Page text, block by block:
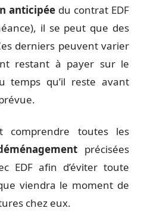
anticipée du contrat EDF
il se peut que des
derniers peuvent varier
restant à payer sur le
temps qu’il reste avant
toutes les
précisées
EDF afin d’éviter toute
viendra le moment de
chez eux.